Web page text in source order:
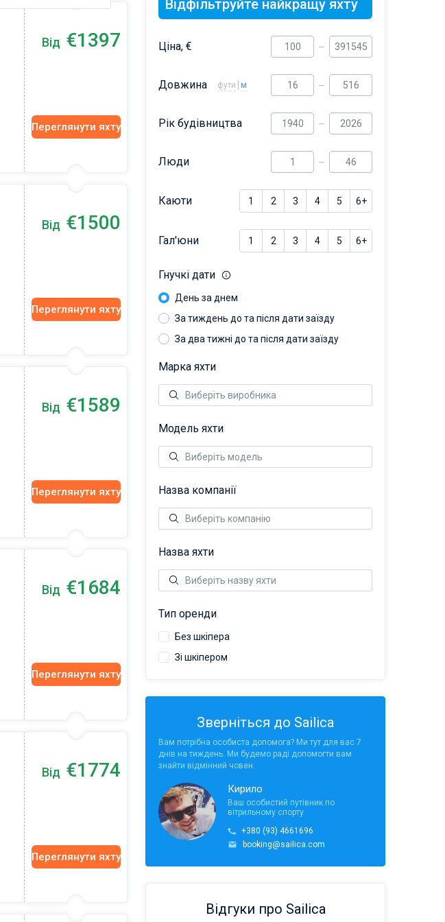
Від €1397
Переглянути яхту
Від €1500
Переглянути яхту
Від €1589
Переглянути яхту
Від €1684
Переглянути яхту
Від €1774
Переглянути яхту
Відфільтруйте найкращу яхту
Ціна, €
Довжина фути м
Рік будівництва
Люди
Каюти 1 2 3 4 5 6+
Гал'юни 1 2 3 4 5 6+
Гнучкі дати
День за днем
За тиждень до та після дати заїзду
За два тижні до та після дати заїзду
Марка яхти
Модель яхти
Назва компанії
Назва яхти
Тип оренди
Без шкіпера
Зі шкіпером
Зверніться до Sailica
Вам потрібна особиста допомога? Ми тут для вас 7
днів на тиждень. Ми будемо раді допомогти вам
знайти відмінний човен.
Кирило
Ваш особистий путівник по
вітрильному спорту
+380 (93) 4661696
booking@sailica.com
Відгуки про Sailica